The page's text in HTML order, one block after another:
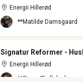
Energii Hillerød
**Matilde Damsgaard
Signatur Reformer -
Energii Hillerød
**Signe Skallebæk